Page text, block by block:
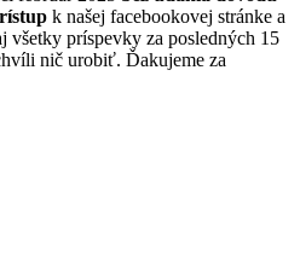
k našej facebookovej stránke a
všetky príspevky za posledných 15
nič urobiť. Ďakujeme za